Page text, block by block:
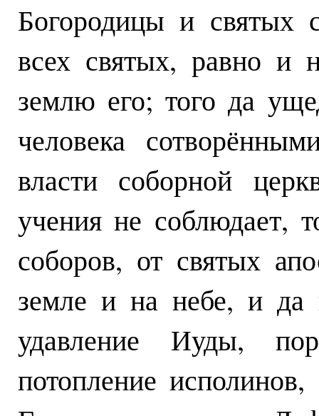
Богородицы и святых
всех святых, равно и
землю его; того да
человека
власти соборной
учения не соблюдает,
соборов, от святых
земле и на небе, и да
удавление Иуды,
потопление